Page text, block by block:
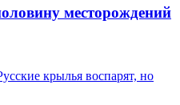
месторождений